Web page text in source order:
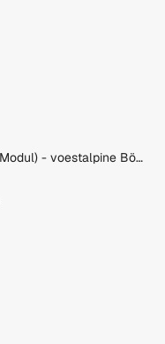
Metalltechnik - Zerspanungstechnik (Modul) - voestalpine Böhler Welding Austria GmbH